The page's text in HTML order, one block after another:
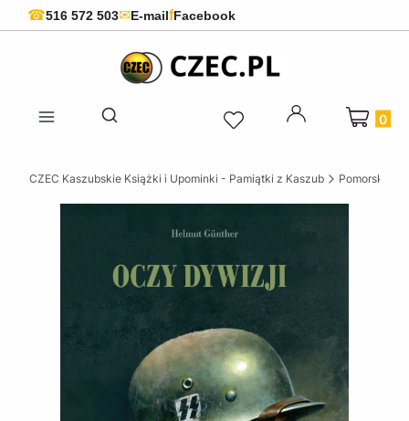
☎516 572 503✉E-mailfFacebook
Otwórz wyszukiwarkę
Produkty
CZEC Kaszubskie Książki i Upominki - Pamiątki z Kaszub Pomorskie